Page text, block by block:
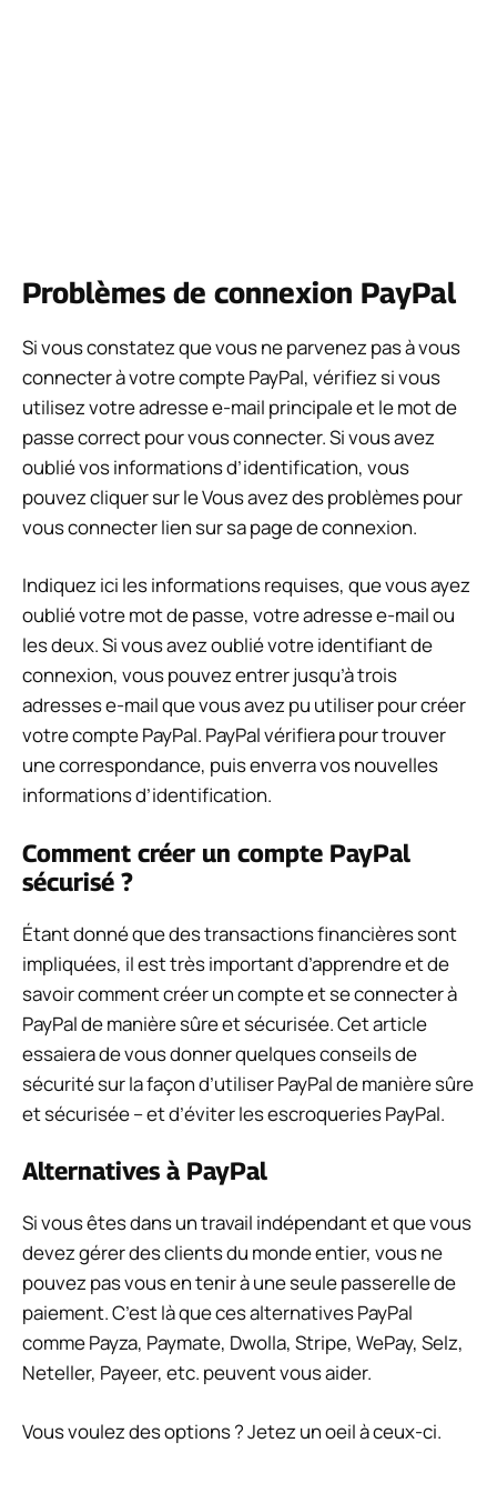
Problèmes de connexion PayPal
Si vous constatez que vous ne parvenez pas à vous
connecter à votre compte PayPal, vérifiez si vous
utilisez votre adresse e-mail principale et le mot de
passe correct pour vous connecter. Si vous avez
oublié vos informations d’identification, vous
pouvez cliquer sur leVous avez des problèmes pour
vous connecterlien sur sa page de connexion.
Indiquez ici les informations requises, que vous ayez
oublié votre mot de passe, votre adresse e-mail ou
les deux. Si vous avez oublié votre identifiant de
connexion, vous pouvez entrer jusqu’à trois
adresses e-mail que vous avez pu utiliser pour créer
votre compte PayPal. PayPal vérifiera pour trouver
une correspondance, puis enverra vos nouvelles
informations d’identification.
Comment créer un compte PayPal
sécurisé ?
Étant donné que des transactions financières sont
impliquées, il est très important d’apprendre et de
savoir comment créer un compte et se connecter à
PayPal de manière sûre et sécurisée. Cet article
essaiera de vous donner quelques conseils de
sécurité sur la façon d’utiliser PayPal de manière sûre
et sécurisée – et d’éviter les escroqueries PayPal.
Alternatives à PayPal
Si vous êtes dans un travail indépendant et que vous
devez gérer des clients du monde entier, vous ne
pouvez pas vous en tenir à une seule passerelle de
paiement. C’est là que ces alternatives PayPal
comme Payza, Paymate, Dwolla, Stripe, WePay, Selz,
Neteller, Payeer, etc. peuvent vous aider.
Vous voulez des options ? Jetez un oeil à ceux-ci.